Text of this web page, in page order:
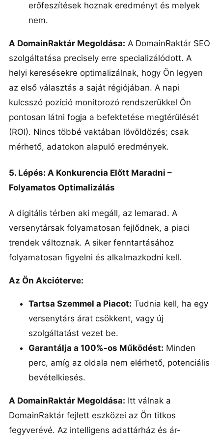
erőfeszítések hoznak eredményt és melyek
nem.
A DomainRaktár Megoldása: A DomainRaktár SEO
szolgáltatása precisely erre specializálódott. A
helyi keresésekre optimalizálnak, hogy Ön legyen
az első választás a saját régiójában. A napi
kulcsszó pozíció monitorozó rendszerükkel Ön
pontosan látni fogja a befektetése megtérülését
(ROI). Nincs többé vaktában lövöldözés; csak
mérhető, adatokon alapuló eredmények.
5. Lépés: A Konkurencia Előtt Maradni –
Folyamatos Optimalizálás
A digitális térben aki megáll, az lemarad. A
versenytársak folyamatosan fejlődnek, a piaci
trendek változnak. A siker fenntartásához
folyamatosan figyelni és alkalmazkodni kell.
Az Ön Akcióterve:
Tartsa Szemmel a Piacot: Tudnia kell, ha egy
versenytárs árat csökkent, vagy új
szolgáltatást vezet be.
Garantálja a 100%-os Működést: Minden
perc, amíg az oldala nem elérhető, potenciális
bevételkiesés.
A DomainRaktár Megoldása: Itt válnak a
DomainRaktár fejlett eszközei az Ön titkos
fegyverévé. Az intelligens adattárház és ár-